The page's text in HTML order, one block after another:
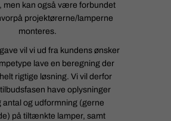
men kan også være forbundet
projektørerne/lamperne
monteres.
vil vi ud fra kundens ønsker
lave en beregning der
rigtige løsning. Vi vil derfor
have oplysninger
antal og udformning (gerne
på tiltænkte lamper, samt